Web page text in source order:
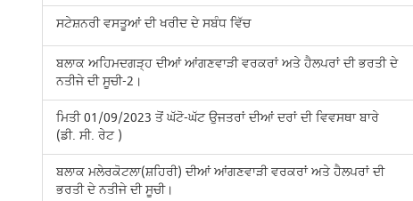
ਸਟੇਸ਼ਨਰੀ ਵਸਤੂਆਂ ਦੀ ਖਰੀਦ ਦੇ ਸਬੰਧ ਵਿੱਚ
ਬਲਾਕ ਅਹਿਮਦਗੜ੍ਹ ਦੀਆਂ ਆਂਗਣਵਾੜੀ ਵਰਕਰਾਂ ਅਤੇ ਹੈਲਪਰਾਂ ਦੀ ਭਰਤੀ ਦੇ
ਨਤੀਜੇ ਦੀ ਸੂਚੀ-2।
ਮਿਤੀ 01/09/2023 ਤੋਂ ਘੱਟੋ-ਘੱਟ ਉਜਤਰਾਂ ਦੀਆਂ ਦਰਾਂ ਦੀ ਵਿਵਸਥਾ ਬਾਰੇ
(ਡੀ. ਸੀ. ਰੇਟ )
ਬਲਾਕ ਮਲੇਰਕੋਟਲਾ(ਸ਼ਹਿਰੀ) ਦੀਆਂ ਆਂਗਣਵਾੜੀ ਵਰਕਰਾਂ ਅਤੇ ਹੈਲਪਰਾਂ ਦੀ
ਭਰਤੀ ਦੇ ਨਤੀਜੇ ਦੀ ਸੂਚੀ।